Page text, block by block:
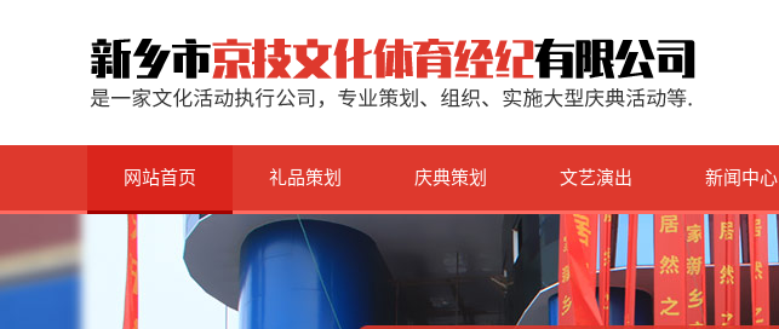
网站首页 礼品策划 庆典策划 文艺演出 新闻中心